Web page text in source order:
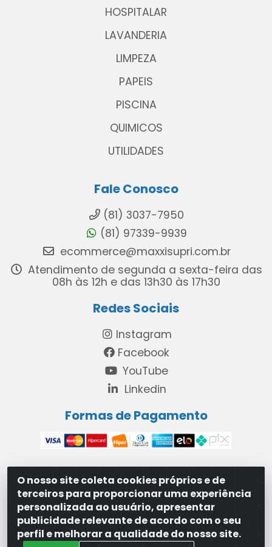
O nosso site coleta cookies próprios e de
terceiros para proporcionar uma experiência
personalizada ao usuário, apresentar
publicidade relevante de acordo com o seu
perfil e melhorar a qualidade do nosso site.
HOSPITALAR
LAVANDERIA
LIMPEZA
PAPEIS
PISCINA
QUIMICOS
UTILIDADES
Fale Conosco
(81) 3037-7950
(81) 97339-9939
ecommerce@maxxisupri.com.br
Atendimento de segunda a sexta-feira das
08h às 12h e das 13h30 às 17h30
Redes Sociais
Instagram
Facebook
YouTube
Linkedin
Formas de Pagamento
MAXXISUPRI COMÉRCIO DE SANEANTES LTDA - Avenida
Antônio Cabral de Souza, 2872 - Maranguape II -
Paulista/PE - CEP 53.421-420 - 31.329.180/0001-83